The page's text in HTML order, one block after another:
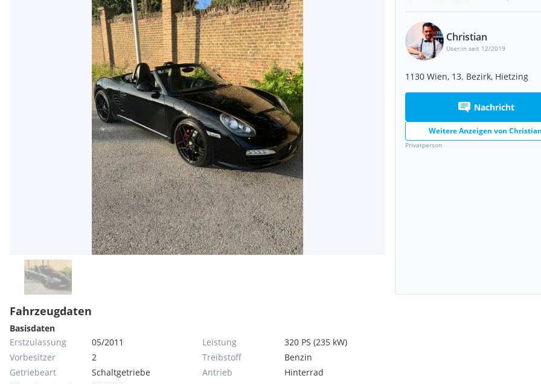
Christian
User:in seit 12/2019
1130 Wien, 13. Bezirk, Hietzing
Nachricht
Weitere Anzeigen von
Privatperson
Fahrzeugdaten
Basisdaten
Erstzulassung
05/2011
Vorbesitzer
2
Getriebeart
Schaltgetriebe
Leistung
320 PS (235 kW)
Treibstoff
Benzin
Antrieb
Hinterrad